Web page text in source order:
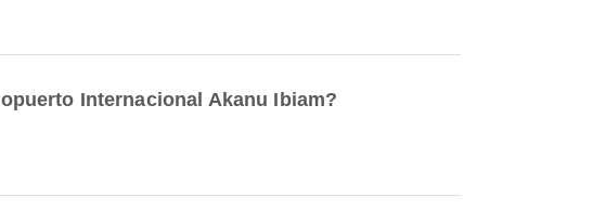
Internacional Akanu Ibiam?